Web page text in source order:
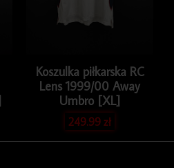
Koszulka piłkarska RC
Lens 1999/00 Away
Umbro [XL]
249.99zł